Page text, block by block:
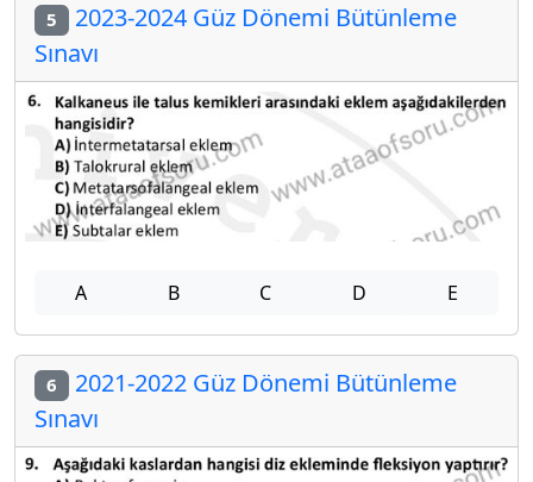
5 2023-2024 Güz Dönemi Bütünleme
Sınavı
A B C D E
6 2021-2022 Güz Dönemi Bütünleme
Sınavı